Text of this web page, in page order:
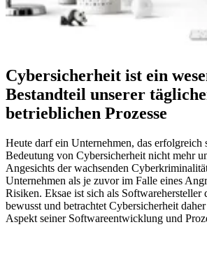
Cybersicherheit ist ein
Bestandteil unserer
betrieblichen Prozesse
Heute darf ein Unternehmen, das erfolgreich
Bedeutung von Cybersicherheit nicht mehr
Angesichts der wachsenden
Unternehmen als je zuvor im Falle eines
Risiken. Eksae ist sich als Softwarehersteller
bewusst und betrachtet Cybersicherheit
Aspekt seiner Softwareentwicklung und